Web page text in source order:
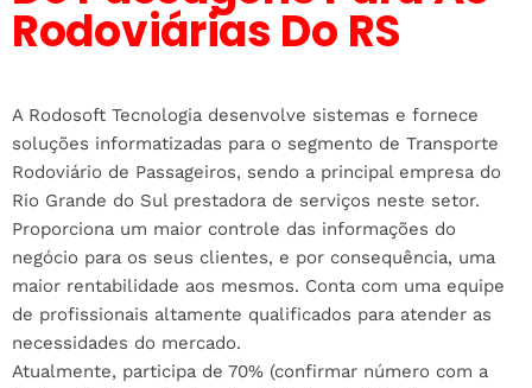
Rodoviárias Do RS
A Rodosoft Tecnologia desenvolve sistemas e fornece
soluções informatizadas para o segmento de Transporte
Rodoviário de Passageiros, sendo a principal empresa do
Rio Grande do Sul prestadora de serviços neste setor.
Proporciona um maior controle das informações do
negócio para os seus clientes, e por consequência, uma
maior rentabilidade aos mesmos. Conta com uma equipe
de profissionais altamente qualificados para atender as
necessidades do mercado.
Atualmente, participa de 70% (confirmar número com a